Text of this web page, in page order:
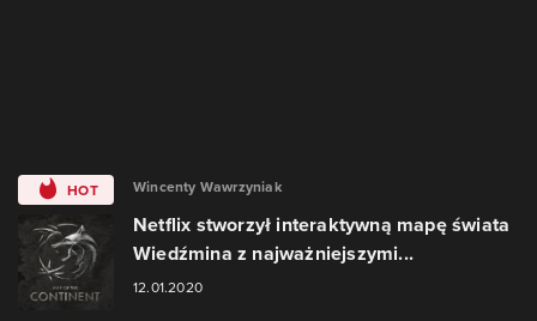
HOT Wincenty Wawrzyniak
Netflix stworzył interaktywną mapę świata
Wiedźmina z najważniejszymi...
12.01.2020